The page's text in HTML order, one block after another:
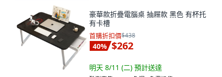
豪華款折疊電腦桌 抽屜款 黑色 有杯托
有卡槽
首購折扣價$438
40% $262
明天 8/11 (二) 預計送達